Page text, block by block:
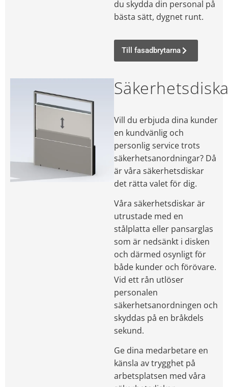
du skydda din personal på
bästa sätt, dygnet runt.
Till fasadbrytarna
Vill du erbjuda dina kunder
en kundvänlig och
personlig service trots
säkerhetsanordningar? Då
är våra säkerhetsdiskar
det rätta valet för dig.
Våra säkerhetsdiskar är
utrustade med en
stålplatta eller pansarglas
som är nedsänkt i disken
och därmed osynligt för
både kunder och förövare.
Vid ett rån utlöser
personalen
säkerhetsanordningen och
skyddas på en bråkdels
sekund.
Ge dina medarbetare en
känsla av trygghet på
arbetsplatsen med våra